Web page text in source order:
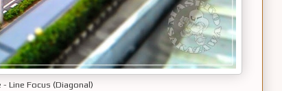
Line Focus (Diagonal)